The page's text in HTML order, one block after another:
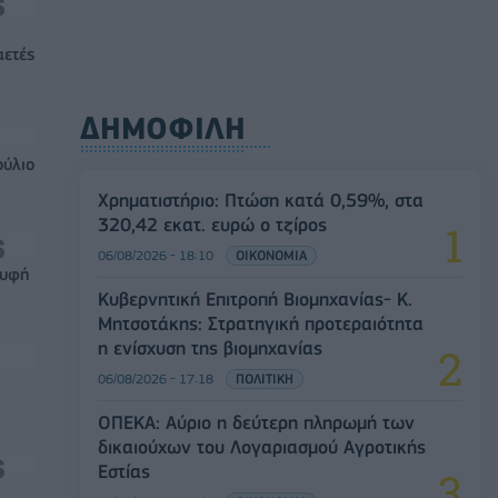
ΔΗΜΟΦΙΛΗ
Χρηματιστήριο: Πτώση κατά 0,59%, στα
320,42 εκατ. ευρώ ο τζίρος
06/08/2026 - 18:10 ΟΙΚΟΝΟΜΙΑ
Κυβερνητική Επιτροπή Βιομηχανίας- Κ.
Μητσοτάκης: Στρατηγική προτεραιότητα
η ενίσχυση της βιομηχανίας
06/08/2026 - 17:18 ΠΟΛΙΤΙΚΗ
ΟΠΕΚΑ: Αύριο η δεύτερη πληρωμή των
δικαιούχων του Λογαριασμού Αγροτικής
Εστίας